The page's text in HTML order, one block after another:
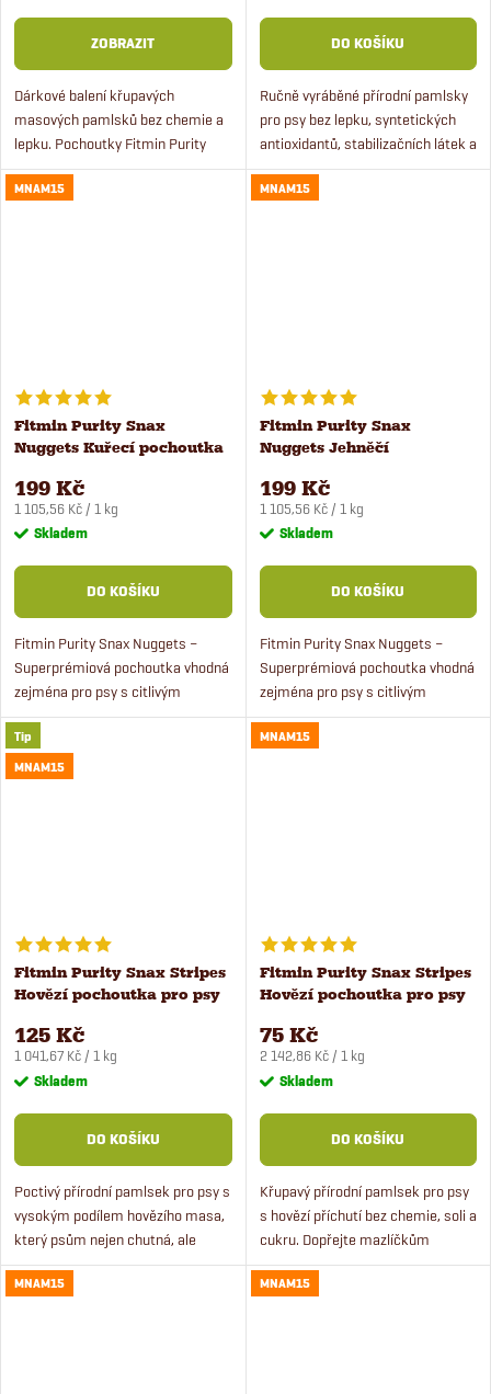
ZOBRAZIT
Dárkové balení křupavých
masových pamlsků bez chemie a
lepku. Pochoutky Fitmin Purity
Snax ve stylové bonboniéře pro
psy.
DO KOŠÍKU
Ručně vyráběné přírodní pamlsky
pro psy bez lepku, syntetických
antioxidantů, stabilizačních látek a
barviv. Odměňte vašeho pejska
opravdu poctivým pamlskem!
MNAM15
Fitmin Purity Snax
Nuggets Kuřecí pochoutka
199 Kč
Měrná
cena:
1 105,56 Kč / 1 kg
Skladem
DO KOŠÍKU
Fitmin Purity Snax Nuggets –
Superprémiová pochoutka vhodná
zejména pro psy s citlivým
zažíváním. Pamlsky obsahují lehce
stravitelnou extrudovanou rýží,
jsou bez lepku, soli...
MNAM15
Fitmin Purity Snax
Nuggets Jehněčí
199 Kč
Měrná
cena:
1 105,56 Kč / 1 kg
Skladem
DO KOŠÍKU
Fitmin Purity Snax Nuggets –
Superprémiová pochoutka vhodná
zejména pro psy s citlivým
zažíváním. Obsahují lehce
stravitelnou extrudovanou rýží,
Tip
MNAM15
Fitmin Purity Snax Stripes
Hovězí pochoutka pro psy
125 Kč
Měrná
cena:
1 041,67 Kč / 1 kg
Skladem
DO KOŠÍKU
Poctivý přírodní pamlsek pro psy s
vysokým podílem hovězího masa,
který psům nejen chutná, ale
hlavně prospívá.
MNAM15
Fitmin Purity Snax Stripes
Hovězí pochoutka pro psy
75 Kč
Měrná
cena:
2 142,86 Kč / 1 kg
Skladem
DO KOŠÍKU
Křupavý přírodní pamlsek pro psy
s hovězí příchutí bez chemie, soli a
cukru. Dopřejte mazlíčkům
opravdu kvalitní pamlsek.
MNAM15 MNAM15